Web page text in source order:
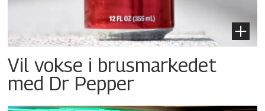
Vil vokse i brusmarkedet
med Dr Pepper